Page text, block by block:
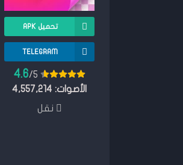
تحميل APK
TELEGRAM
4.6/5
الأصوات: 4,557,214
نقل